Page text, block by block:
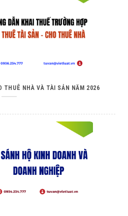
THUÊ NHÀ VÀ TÀI SẢN NĂM 2026